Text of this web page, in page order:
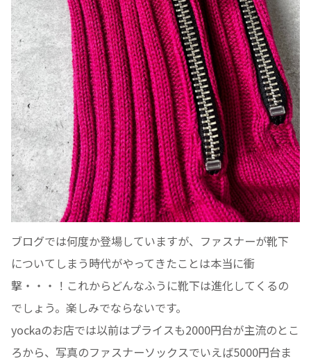
ブログでは何度か登場していますが、ファスナーが靴下
についてしまう時代がやってきたことは本当に衝
撃・・・！これからどんなふうに靴下は進化してくるの
でしょう。楽しみでならないです。
yockaのお店では以前はプライスも2000円台が主流のとこ
ろから、写真のファスナーソックスでいえば5000円台ま